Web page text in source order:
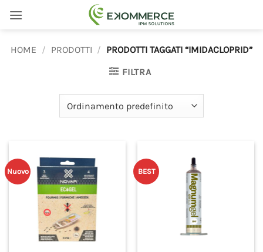
HOME / PRODOTTI / PRODOTTI TAGGATI “IMIDACLOPRID”
FILTRA
Nuovo BEST